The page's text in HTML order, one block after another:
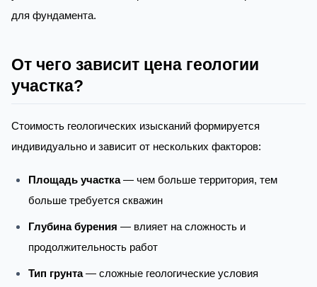
для фундамента.
От чего зависит цена геологии
участка?
Стоимость геологических изысканий формируется
индивидуально и зависит от нескольких факторов:
Площадь участка— чем больше территория, тем
больше требуется скважин
Глубина бурения — влияет на сложность и
продолжительность работ
Тип грунта— сложные геологические условия